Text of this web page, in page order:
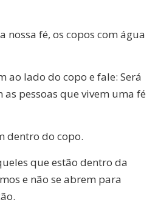
nossa fé, os copos com água
ao lado do copo e fale: Será
pessoas que vivem uma fé
dentro do copo.
que estão dentro da
e não se abrem para